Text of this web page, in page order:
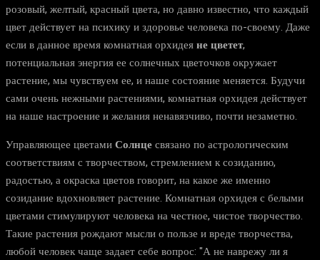
розовый, желтый, красный цвета, но давно известно, что каждый
цвет действует на психику и здоровье человека по-своему. Даже
если в данное время комнатная орхидеяне цветет,
потенциальная энергия ее солнечных цветочков окружает
растение, мы чувствуем ее, и наше состояние меняется. Будучи
сами очень нежными растениями, комнатная орхидея действует
на наше настроение и желания ненавязчиво, почти незаметно.
Управляющее цветамиСолнцесвязано по астрологическим
соответствиям с творчеством, стремлением к созиданию,
радостью, а окраска цветов говорит, на какое же именно
созидание вдохновляет растение. Комнатная орхидея с белыми
цветами стимулируют человека на честное, чистое творчество.
Такие растения рождают мысли о пользе и вреде творчества,
любой человек чаще задает себе вопрос: "А не наврежу ли я